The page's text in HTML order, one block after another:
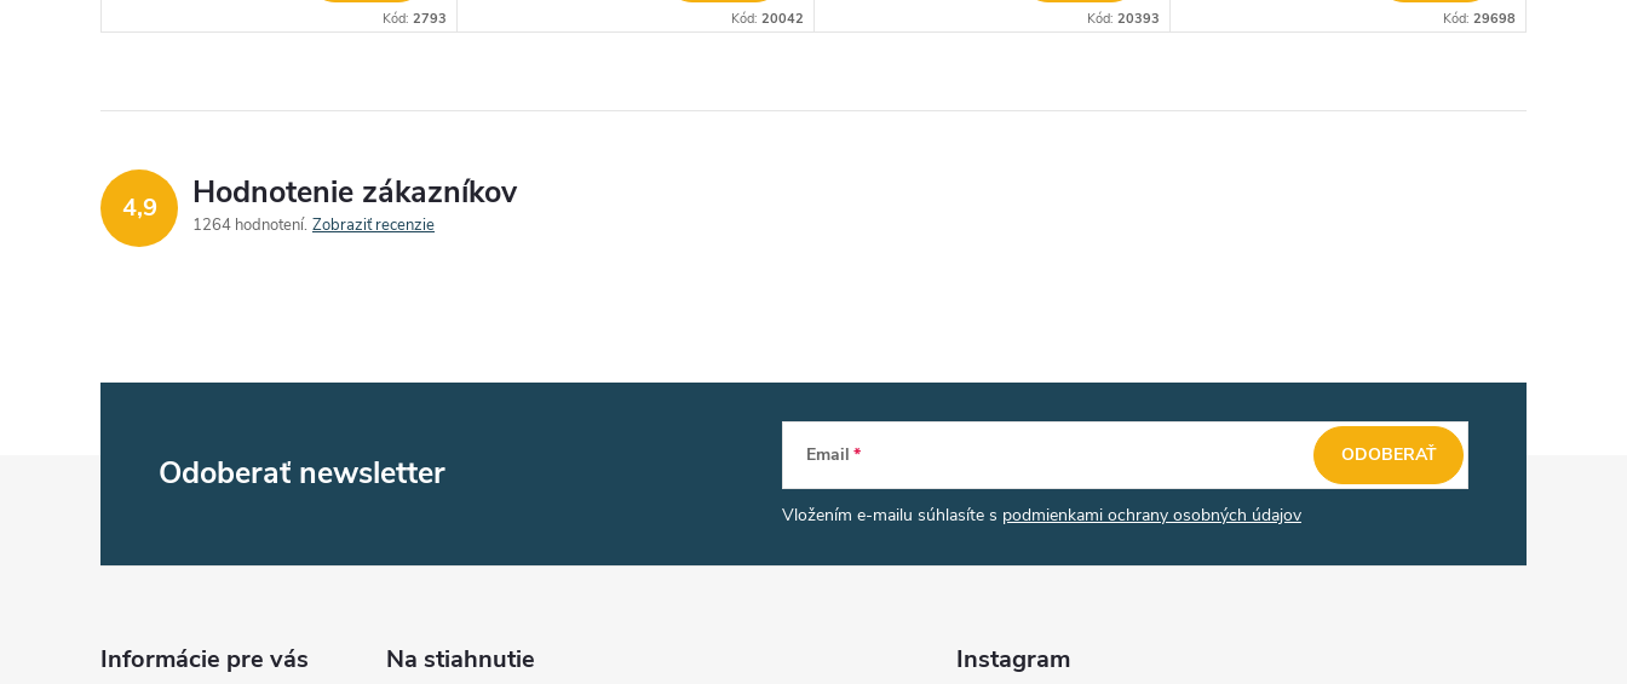
Kód:2793 Kód: 20042 Kód: 20393 Kód: 29698
4,9 Hodnotenie zákazníkov
1264 hodnotení Zobraziť recenzie
Odoberať newsletter Email
Vložením e-mailu súhlasíte s podmienkami ochrany osobných údajov
ODOBERAŤ
Informácie pre vás Na stiahnutie Instagram